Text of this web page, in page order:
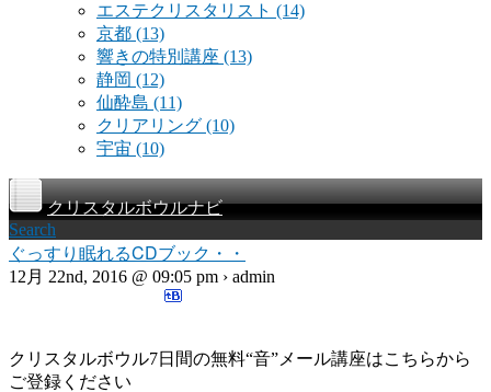
エステクリスタリスト (14)
京都 (13)
響きの特別講座 (13)
静岡 (12)
仙酔島 (11)
クリアリング (10)
宇宙 (10)
クリスタルボウルナビ
Search
ぐっすり眠れるCDブック・・
12月 22nd, 2016 @ 09:05 pm › admin
クリスタルボウル7日間の無料“音”メール講座はこちらから
ご登録ください